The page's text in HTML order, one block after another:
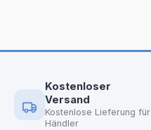
Kostenloser
Versand
Kostenlose Lieferung für
Händler